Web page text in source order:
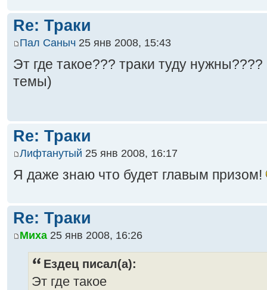
Re: Траки
Пал Саныч 25 янв 2008, 15:43
Эт где такое??? траки туду
темы)
Re: Траки
Лифтанутый 25 янв 2008, 16:17
Я даже знаю что будет главым призом!
Re: Траки
Миха 25 янв 2008, 16:26
Ездец писал(а):
Эт где такое